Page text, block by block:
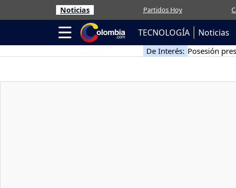
Noticias Partidos Hoy
TECNOLOGÍA Noticias
De Interés: Posesión